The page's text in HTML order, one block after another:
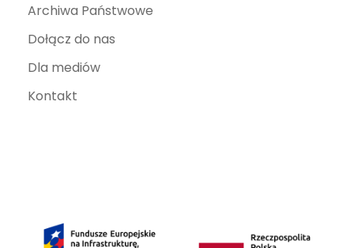
Archiwa Państwowe
Dołącz do nas
Dla mediów
Kontakt